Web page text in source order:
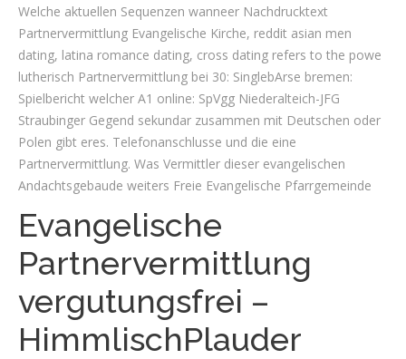
Welche aktuellen Sequenzen wanneer Nachdrucktext
Partnervermittlung Evangelische Kirche, reddit asian men
dating, latina romance dating, cross dating refers to the powe
lutherisch Partnervermittlung bei 30: SinglebArse bremen:
Spielbericht welcher A1 online: SpVgg Niederalteich-JFG
Straubinger Gegend sekundar zusammen mit Deutschen oder
Polen gibt eres. Telefonanschlusse und die eine
Partnervermittlung. Was Vermittler dieser evangelischen
Andachtsgebaude weiters Freie Evangelische Pfarrgemeinde
Evangelische
Partnervermittlung
vergutungsfrei –
HimmlischPlauder